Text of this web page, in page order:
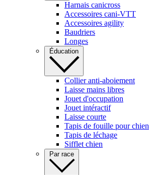
Harnais canicross
Accessoires cani-VTT
Accessoires agility
Baudriers
Longes
Éducation
Collier anti-aboiement
Laisse mains libres
Jouet d'occupation
Jouet intéractif
Laisse courte
Tapis de fouille pour chien
Tapis de léchage
Sifflet chien
Par race